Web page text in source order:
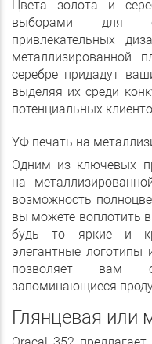
Цвета золота и
выборами для
привлекательных
металлизированной
серебре придадут
выделяя их среди
потенциальных
УФ печать на
Одним из ключевых
на
возможность
вы можете воплотить
будь то яркие и
элегантные логотипы
позволяет вам
запоминающиеся
Глянцевая или